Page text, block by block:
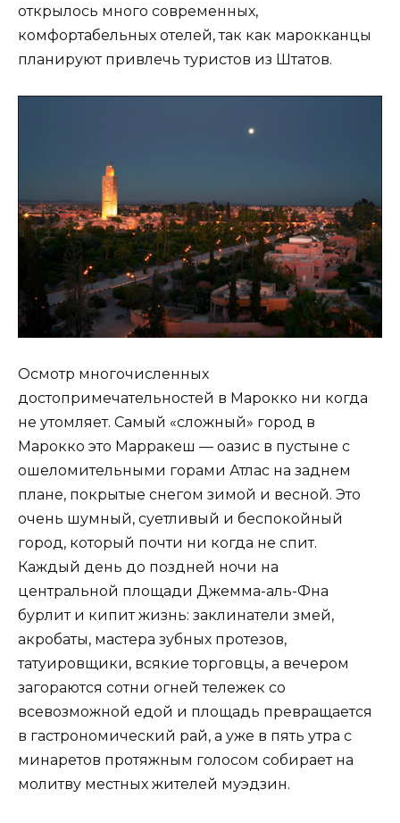
открылось много современных,
комфортабельных отелей, так как марокканцы
планируют привлечь туристов из Штатов.
Осмотр многочисленных
достопримечательностей в Марокко ни когда
не утомляет. Самый «сложный» город в
Марокко это Марракеш — оазис в пустыне с
ошеломительными горами Атлас на заднем
плане, покрытые снегом зимой и весной. Это
очень шумный, суетливый и беспокойный
город, который почти ни когда не спит.
Каждый день до поздней ночи на
центральной площади Джемма-аль-Фна
бурлит и кипит жизнь: заклинатели змей,
акробаты, мастера зубных протезов,
татуировщики, всякие торговцы, а вечером
загораются сотни огней тележек со
всевозможной едой и площадь превращается
в гастрономический рай, а уже в пять утра с
минаретов протяжным голосом собирает на
молитву местных жителей муэдзин.